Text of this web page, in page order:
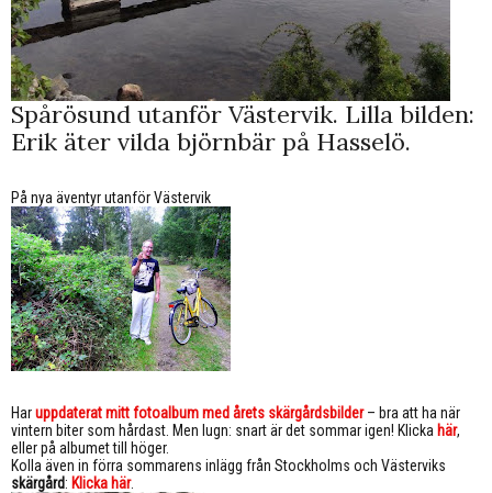
Spårösund utanför Västervik. Lilla bilden:
Erik äter vilda björnbär på Hasselö.
På nya äventyr utanför Västervik
Haruppdaterat mitt fotoalbum med årets skärgårdsbilder– bra att ha när
vintern biter som hårdast. Men lugn: snart är det sommar igen! Klicka här,
eller på albumet till höger.
Kolla även in förra sommarens inlägg från Stockholms och Västerviks
skärgård: Klicka här.